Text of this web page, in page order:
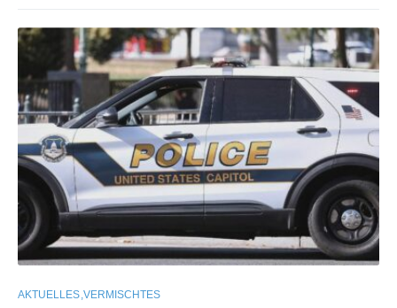
AKTUELLES VERMISCHTES